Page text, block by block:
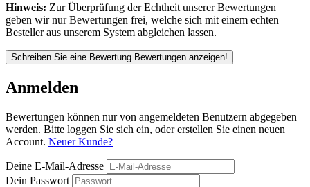
Hinweis: Zur Überprüfung der Echtheit unserer Bewertungen
geben wir nur Bewertungen frei, welche sich mit einem echten
Besteller aus unserem System abgleichen lassen.
Schreiben Sie eine Bewertung Bewertungen anzeigen!
Anmelden
Bewertungen können nur von angemeldeten Benutzern abgegeben
werden. Bitte loggen Sie sich ein, oder erstellen Sie einen neuen
Account. Neuer Kunde?
Deine E-Mail-Adresse
Dein Passwort